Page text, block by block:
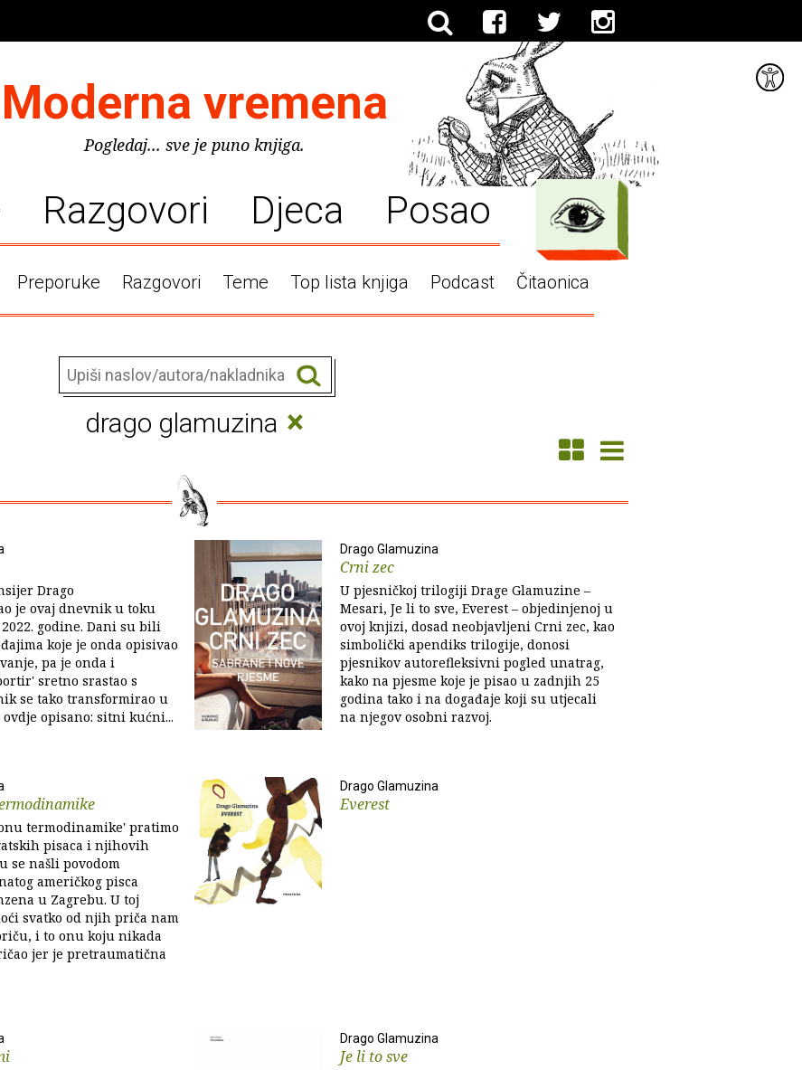
Moderna vremena
Pogledaj... sve je puno knjiga.
Razgovori Djeca Posao
Preporuke Razgovori Teme Top lista knjiga Podcast Čitaonica
drago glamuzina ×
Drago
je ovaj dnevnik u toku
godine. Dani su bili
koje je onda opisivao
pa je onda i
sretno srastao s
se tako transformirao u
ovdje opisano: sitni kućni...
Drago Glamuzina
Crni zec
U pjesničkoj trilogiji Drage Glamuzine –
Mesari, Je li to sve, Everest – objedinjenoj u
ovoj knjizi, dosad neobjavljeni Crni zec, kao
simbolički apendiks trilogije, donosi
pjesnikov autorefleksivni pogled unatrag,
kako na pjesme koje je pisao u zadnjih 25
godina tako i na događaje koji su utjecali
na njegov osobni razvoj.
termodinamike' pratimo
pisaca i njihovih
se našli povodom
američkog pisca
u Zagrebu. U toj
svatko od njih priča nam
i to onu koju nikada
jer je pretraumatična
Drago Glamuzina
Everest
Drago Glamuzina
Je li to sve